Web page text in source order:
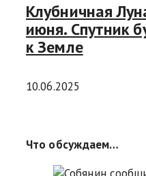
Клубничная
июня. Спутник
к Земле
10.06.2025
Что обсуждаем…